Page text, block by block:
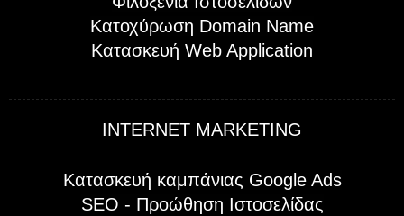
Κατοχύρωση Domain Name
Κατασκευή Web Application
INTERNET MARKETING
Κατασκευή καμπάνιας Google Ads
SEO - Προώθηση Ιστοσελίδας